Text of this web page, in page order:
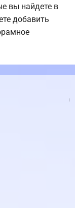
вы найдете в
добавить